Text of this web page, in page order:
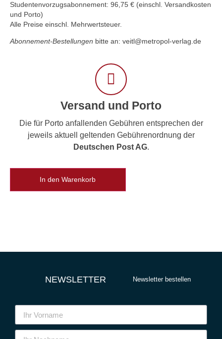
Studentenvorzugsabonnement: 96,75 € (einschl. Versandkosten
und Porto)
Alle Preise einschl. Mehrwertsteuer.
Abonnement-Bestellungen bitte an: veitl@metropol-verlag.de
Versand und Porto
Die für Porto anfallenden Gebühren entsprechen der
jeweils aktuell geltenden Gebührenordnung der
Deutschen Post AG.
In den Warenkorb
NEWSLETTER Newsletter bestellen